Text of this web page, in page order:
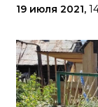
19 июля 2021,